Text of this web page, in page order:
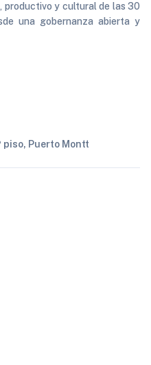
productivo y cultural de las 30
una gobernanza abierta y
piso, Puerto Montt